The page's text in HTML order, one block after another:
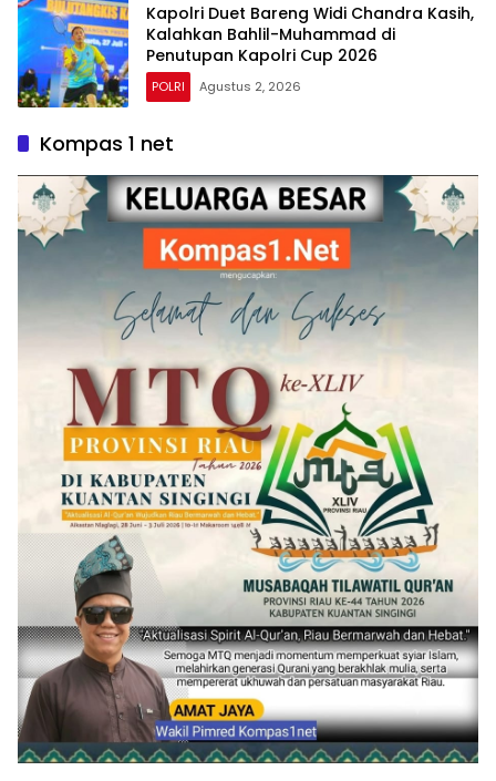
Kapolri Duet Bareng Widi Chandra Kasih,
Kalahkan Bahlil-Muhammad di
Penutupan Kapolri Cup 2026
POLRI Agustus 2, 2026
Kompas 1 net